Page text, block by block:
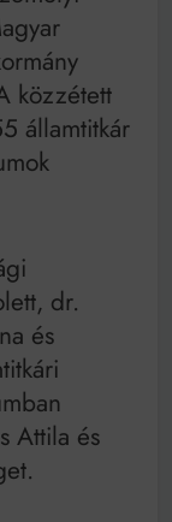
a 80-
közzétett
államtitkár
dr.
és
Attila és